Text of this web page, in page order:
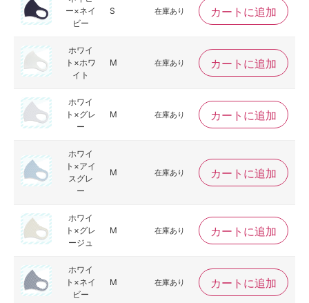
ー×ネイ
ビー
S 在庫あり カートに追加
ホワイ
ト×ホワ
イト
M 在庫あり カートに追加
ホワイ
ト×グレ
ー
M 在庫あり カートに追加
ホワイ
ト×アイ
スグレ
ー
M 在庫あり カートに追加
ホワイ
ト×グレ
ージュ
M 在庫あり カートに追加
ホワイ
ト×ネイ
ビー
M 在庫あり カートに追加